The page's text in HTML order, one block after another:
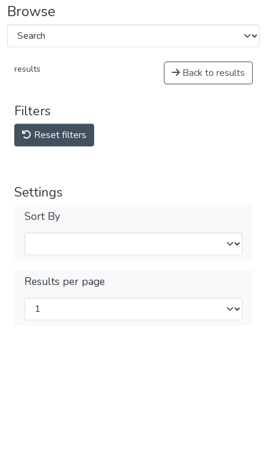
Browse
results Back to results
Filters
Reset filters
Settings
Sort By
Results per page